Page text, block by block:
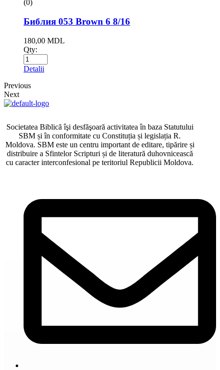
(0)
Библия 053 Brown 6 8/16
180,00 MDL
Qty:
Detalii
Previous
Next
Societatea Biblică îşi desfăşoară activitatea în baza Statutului
SBM și în conformitate cu Constituția și legislația R.
Moldova. SBM este un centru important de editare, tipărire și
distribuire a Sfintelor Scripturi și de literatură duhovnicească
cu caracter interconfesional pe teritoriul Republicii Moldova.